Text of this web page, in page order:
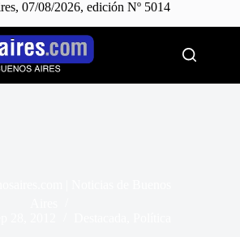
07/08/2026, edición Nº 5014